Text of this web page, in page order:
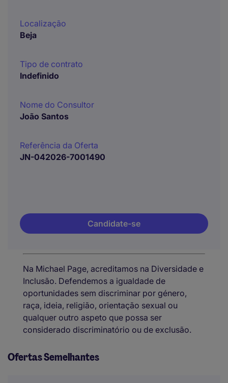
Localização
Beja
Tipo de contrato
Indefinido
Nome do Consultor
João Santos
Referência da Oferta
JN-042026-7001490
Candidate-se
Na Michael Page, acreditamos na Diversidade e
Inclusão. Defendemos a igualdade de
oportunidades sem discriminar por género,
raça, ideia, religião, orientação sexual ou
qualquer outro aspeto que possa ser
considerado discriminatório ou de exclusão.
Ofertas Semelhantes